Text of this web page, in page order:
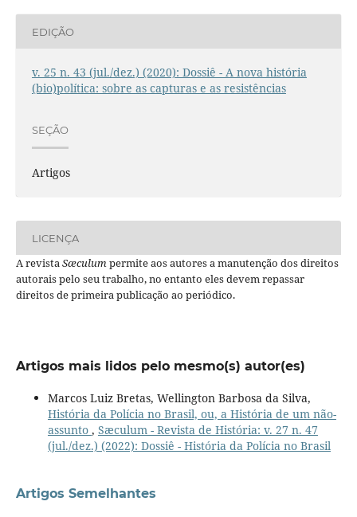
EDIÇÃO
v. 25 n. 43 (jul./dez.) (2020): Dossiê - A nova história
(bio)política: sobre as capturas e as resistências
SEÇÃO
Artigos
LICENÇA
A revistaSæculumpermite aos autores a manutenção dos direitos
autorais pelo seu trabalho, no entanto eles devem repassar
direitos de primeira publicação ao periódico.
Artigos mais lidos pelo mesmo(s) autor(es)
Marcos Luiz Bretas, Wellington Barbosa da Silva,
História da Polícia no Brasil, ou, a História de um não-
assunto , Sæculum - Revista de História: v. 27 n. 47
(jul./dez.) (2022): Dossiê - História da Polícia no Brasil
Artigos Semelhantes